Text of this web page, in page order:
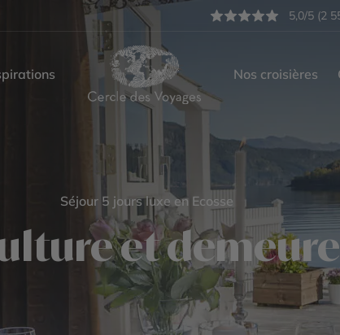
5,0/5 (2
Nos croisières
Séjour 5 jours luxe en Ecosse
et